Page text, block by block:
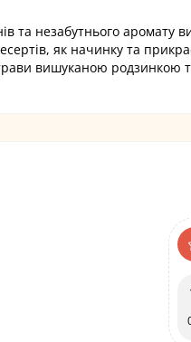
та незабутнього аромату
як начинку та
вишуканою родзинкою